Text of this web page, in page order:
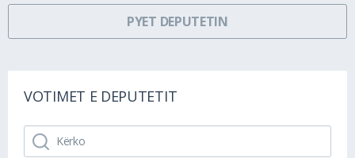
PYET DEPUTETIN
VOTIMET E DEPUTETIT